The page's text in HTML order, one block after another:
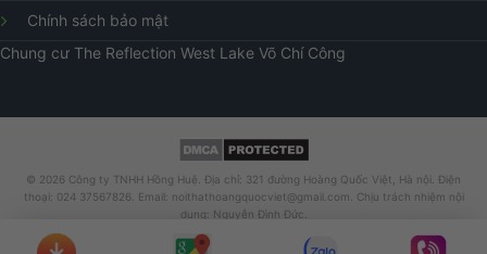
Chính sách bảo mật
Chung cư The Reflection West Lake Võ Chí Công
© 2026 Công ty TNHH Hồng Huệ. Địa chỉ: 321 đường Hoàng Quốc Việt, Hà nội. Điện
thoại: 024 37567826. Email: noithathoangquocviet@gmail.com. Chịu trách nhiệm nội
dung: Nguyễn Đình Đức.